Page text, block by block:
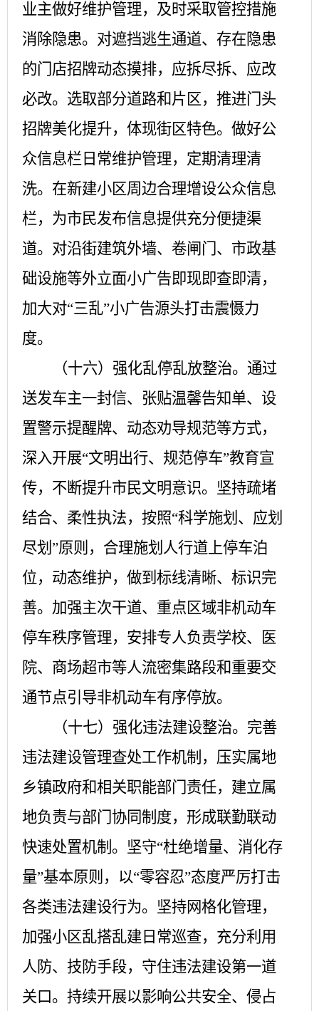
业主做好维护管理，及时采取管控措施
消除隐患。对遮挡逃生通道、存在隐患
的门店招牌动态摸排，应拆尽拆、应改
必改。选取部分道路和片区，推进门头
招牌美化提升，体现街区特色。做好公
众信息栏日常维护管理，定期清理清
洗。在新建小区周边合理增设公众信息
栏，为市民发布信息提供充分便捷渠
道。对沿街建筑外墙、卷闸门、市政基
础设施等外立面小广告即现即查即清，
加大对“三乱”小广告源头打击震慑力
度。
（十六）强化乱停乱放整治。 通过
送发车主一封信、张贴温馨告知单、设
置警示提醒牌、动态劝导规范等方式，
深入开展“文明出行、规范停车”教育宣
传，不断提升市民文明意识。坚持疏堵
结合、柔性执法，按照“科学施划、应划
尽划”原则，合理施划人行道上停车泊
位，动态维护，做到标线清晰、标识完
善。加强主次干道、重点区域非机动车
停车秩序管理， 安排专人负责学校、医
院、商场超市等人流密集路段和重要交
通节点引导非机动车有序停放。
（十七）强化违法建设整治。 完善
违法建设管理查处工作机制， 压实属地
乡镇政府和相关职能部门责任，建立属
地负责与部门协同制度，形成联勤联动
快速处置机制。 坚守“杜绝增量、消化存
量”基本原则，以“零容忍”态度严厉打击
各类违法建设行为。坚持网格化管理，
加强小区乱搭乱建日常巡查，充分利用
人防、技防手段，守住违法建设第一道
关口。 持续开展以影响公共安全、侵占